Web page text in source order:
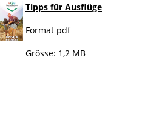
Tipps für Ausflüge
Format pdf
Grösse: 1,2 MB